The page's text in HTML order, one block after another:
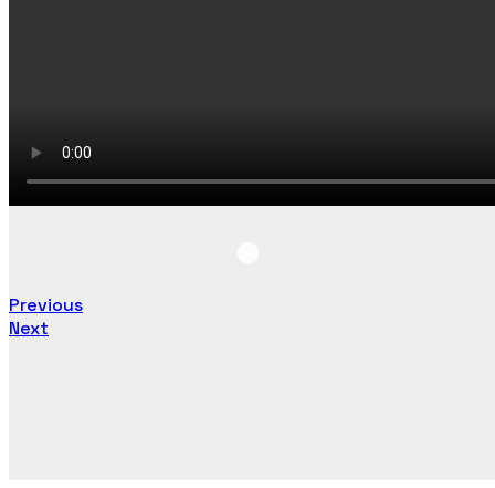
Previous
Next